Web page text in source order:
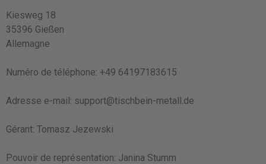
Kiesweg 18
35396 Gießen
Allemagne
Numéro de téléphone: +49 64197183615
Adresse e-mail: support@tischbein-metall.de
Gérant: Tomasz Jezewski
Pouvoir de représentation: Janina Stumm